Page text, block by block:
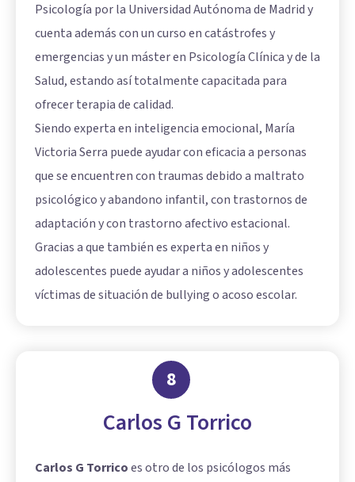
Psicología por la Universidad Autónoma de Madrid y
cuenta además con un curso en catástrofes y
emergencias y un máster en Psicología Clínica y de la
Salud, estando así totalmente capacitada para
ofrecer terapia de calidad.
Siendo experta en inteligencia emocional, María
Victoria Serra puede ayudar con eficacia a personas
que se encuentren con traumas debido a maltrato
psicológico y abandono infantil, con trastornos de
adaptación y con trastorno afectivo estacional.
Gracias a que también es experta en niños y
adolescentes puede ayudar a niños y adolescentes
víctimas de situación de bullying o acoso escolar.
8
Carlos G Torrico
Carlos G Torricoes otro de los psicólogos más